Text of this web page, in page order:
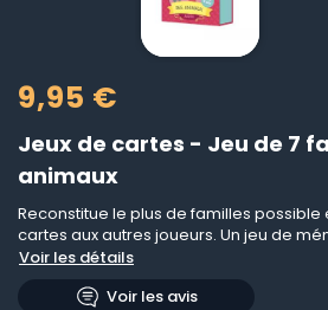
9,95 €
Jeux de cartes - Jeu de 7
animaux
Reconstitue le plus de familles
cartes aux autres joueurs. Un jeu de
Voir les détails
Voir les avis